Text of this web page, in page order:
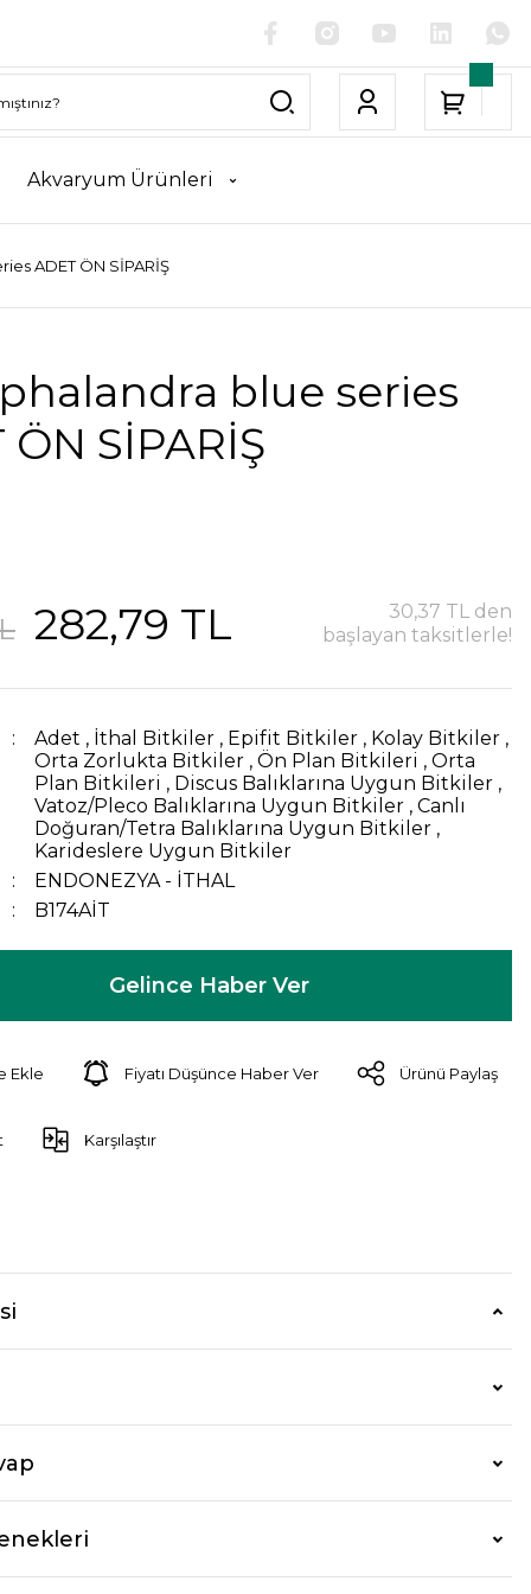
Akvaryum Ürünleri
ADET ÖN SİPARİŞ
blue series
ÖN SİPARİŞ
282,79 TL
30,37 TL den
başlayan taksitlerle!
Adet , İthal Bitkiler , Epifit Bitkiler , Kolay Bitkiler ,
Orta Zorlukta Bitkiler , Ön Plan Bitkileri , Orta
Plan Bitkileri , Discus Balıklarına Uygun Bitkiler ,
Vatoz/Pleco Balıklarına Uygun Bitkiler , Canlı
Doğuran/Tetra Balıklarına Uygun Bitkiler ,
Karideslere Uygun Bitkiler
ENDONEZYA - İTHAL
B174AİT
Gelince Haber Ver
Fiyatı Düşünce Haber Ver Ürünü Paylaş
Karşılaştır